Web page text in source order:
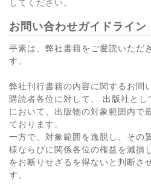
してください。
お問い合わせガイドライン
平素は、弊社書籍をご愛読いただ
す。
弊社刊行書籍の内容に関するお問
購読者各位に対して、 出版社と
において、出版物の対象範囲内で
ております。
一方で、対象範囲を逸脱し、その
様ならびに関係各位の権益を減損
をお断りせざるを得ないと判断さ
す。